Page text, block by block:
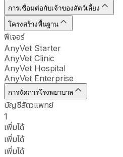
การเชื่อมต่อกับเจ้าของสัตว์เลี้ยง
โครงสร้างพื้นฐาน
ฟีเจอร์
AnyVet Starter
AnyVet Clinic
AnyVet Hospital
AnyVet Enterprise
การจัดการโรงพยาบาล
บัญชีสัตวแพทย์
1
เพิ่มได้
เพิ่มได้
เพิ่มได้